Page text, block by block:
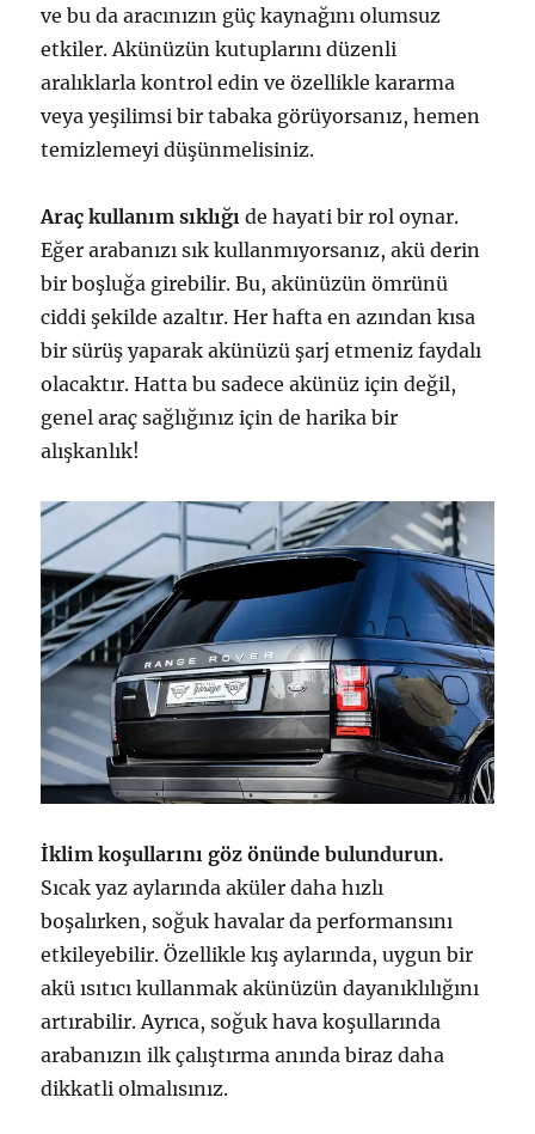
ve bu da aracınızın güç kaynağını olumsuz
etkiler. Akünüzün kutuplarını düzenli
aralıklarla kontrol edin ve özellikle kararma
veya yeşilimsi bir tabaka görüyorsanız, hemen
temizlemeyi düşünmelisiniz.
Araç kullanım sıklığı de hayati bir rol oynar.
Eğer arabanızı sık kullanmıyorsanız, akü derin
bir boşluğa girebilir. Bu, akünüzün ömrünü
ciddi şekilde azaltır. Her hafta en azından kısa
bir sürüş yaparak akünüzü şarj etmeniz faydalı
olacaktır. Hatta bu sadece akünüz için değil,
genel araç sağlığınız için de harika bir
alışkanlık!
İklim koşullarını göz önünde bulundurun.
Sıcak yaz aylarında aküler daha hızlı
boşalırken, soğuk havalar da performansını
etkileyebilir. Özellikle kış aylarında, uygun bir
akü ısıtıcı kullanmak akünüzün dayanıklılığını
artırabilir. Ayrıca, soğuk hava koşullarında
arabanızın ilk çalıştırma anında biraz daha
dikkatli olmalısınız.